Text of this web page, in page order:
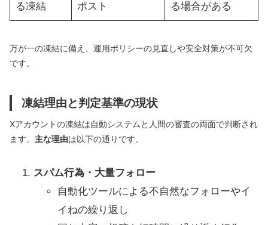
る凍結
ポスト
る場合がある
万が一の凍結に備え、運用ポリシーの見直しや安全対策が不可欠
です。
凍結理由と判定基準の現状
Xアカウントの凍結は自動システムと人間の審査の両面で判断され
ます。 主な理由は以下の通りです。
スパム行為・大量フォロー
自動化ツールによる不自然なフォローやイ
イねの繰り返し